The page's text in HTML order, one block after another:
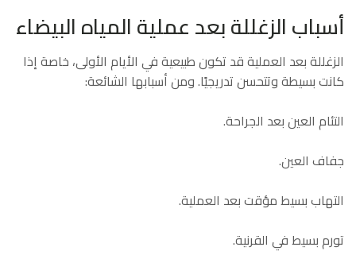
أسباب الزغللة بعد عملية المياه البيضاء
الزغللة بعد العملية قد تكون طبيعية في الأيام الأولى، خاصة إذا
كانت بسيطة وتتحسن تدريجيًا. ومن أسبابها الشائعة:
التئام العين بعد الجراحة.
جفاف العين.
التهاب بسيط مؤقت بعد العملية.
تورم بسيط في القرنية.